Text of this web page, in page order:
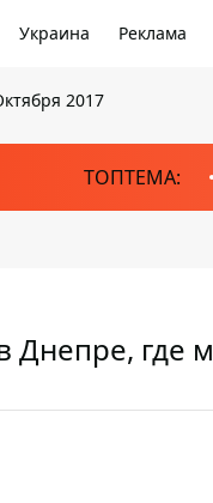
Украина Реклама
2017
ТОПТЕМА:
Днепре, где